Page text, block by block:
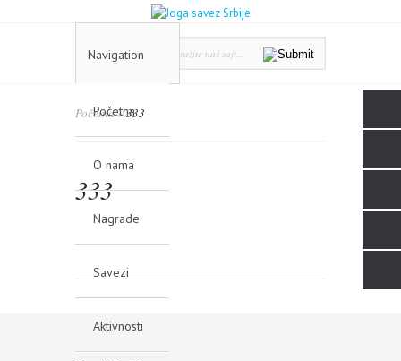
Početna
O nama
Nagrade
Savezi
Aktivnosti
Navigation
Početna»333
333